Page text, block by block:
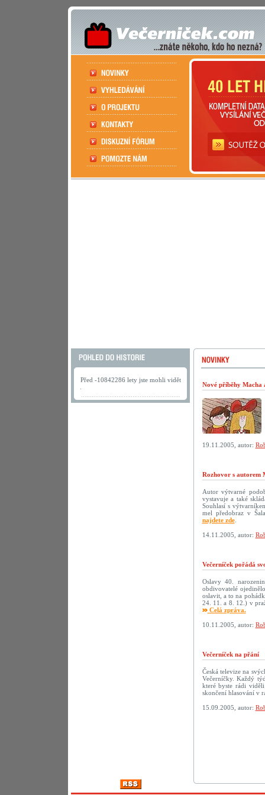
Před -10842286 lety jste mohli vidět
Nové příběhy Macha
19.11.2005, autor:
Rozhovor s autorem
Autor výtvarné
vystavuje a také
Souhlasí s
mel předobraz v
najdete zde.
14.11.2005, autor:
Večerníček pořádá
Oslavy 40.
obdivovatelé
oslavit, a to na
24. 11. a 8. 12.) v
Celá zpráva.
10.11.2005, autor:
Večerníček na přání
Česká televize na
Večerníčky. Každý
které byste rádi
skončení hlasování v
15.09.2005, autor: